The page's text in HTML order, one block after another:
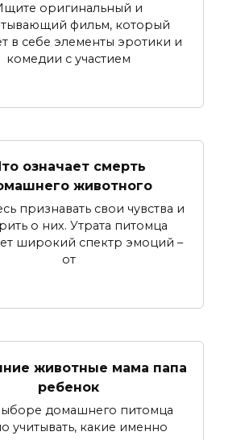
оригинальный и
фильм, который
в себе элементы эротики и
комедии с участием
означает смерть
животного
признавать свои чувства и
о них. Утрата питомца
широкий спектр эмоций –
от
животные мама папа
ребенок
домашнего питомца
учитывать, какие именно